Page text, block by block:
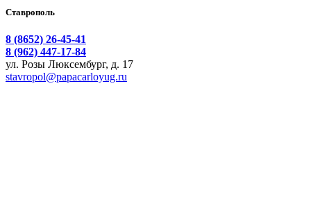
Ставрополь
8 (8652) 26-45-41
8 (962) 447-17-84
ул. Розы Люксембург, д. 17
stavropol@papacarloyug.ru